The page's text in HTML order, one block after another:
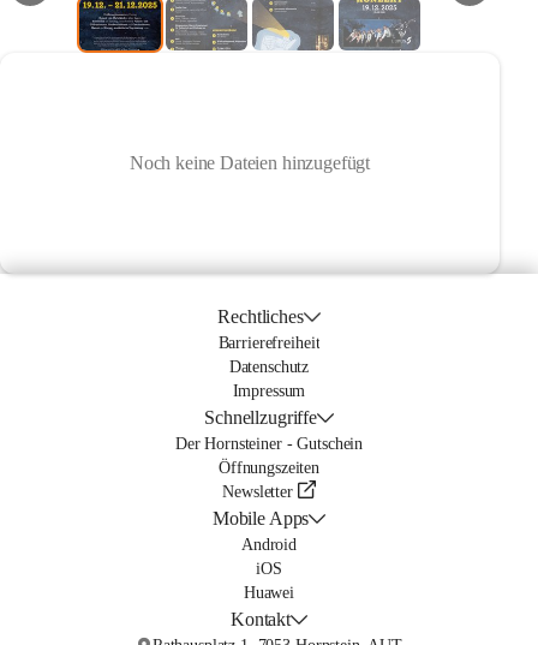
Noch keine Dateien hinzugefügt
Rechtliches
Barrierefreiheit
Datenschutz
Impressum
Schnellzugriffe
Der Hornsteiner - Gutschein
Öffnungszeiten
Newsletter
Mobile Apps
Android
iOS
Huawei
Kontakt